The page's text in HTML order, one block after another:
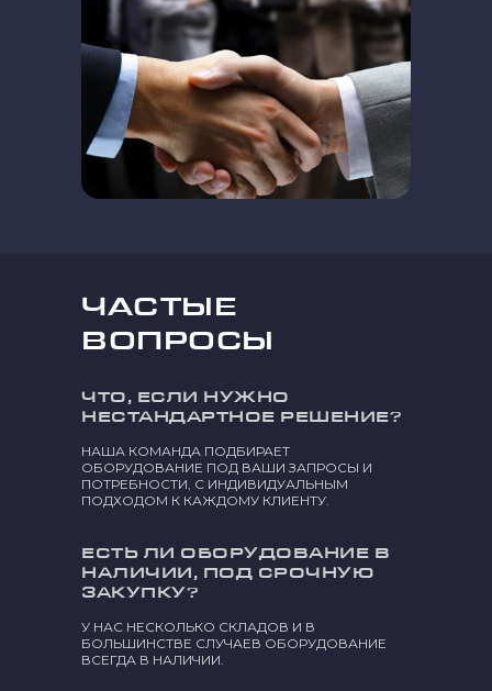
НАША КОМАНДА ПОДБИРАЕТ
ОБОРУДОВАНИЕ ПОД ВАШИ ЗАПРОСЫ И
ПОТРЕБНОСТИ, С ИНДИВИДУАЛЬНЫМ
ПОДХОДОМ К КАЖДОМУ КЛИЕНТУ.
ЧТО, ЕСЛИ НУЖНО
НЕСТАНДАРТНОЕ РЕШЕНИЕ?
У НАС НЕСКОЛЬКО СКЛАДОВ И В
БОЛЬШИНСТВЕ СЛУЧАЕВ ОБОРУДОВАНИЕ
ВСЕГДА В НАЛИЧИИ.
ЕСТЬ ЛИ ОБОРУДОВАНИЕ В
НАЛИЧИИ, ПОД СРОЧНУЮ
ЗАКУПКУ?
ЧАСТЫЕ
ВОПРОСЫ